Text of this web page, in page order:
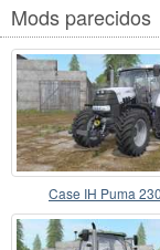
Mods parecidos
Case IH Puma